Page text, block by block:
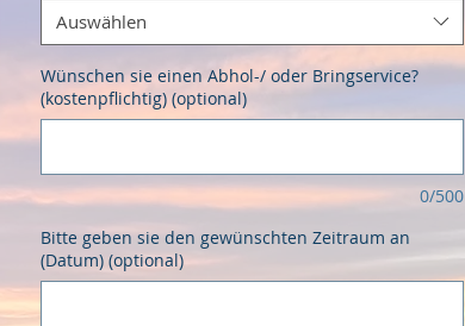
Auswählen
Wünschen sie einen Abhol-/ oder Bringservice?
(kostenpflichtig) (optional)
0/500
Bitte geben sie den gewünschten Zeitraum an
(Datum) (optional)